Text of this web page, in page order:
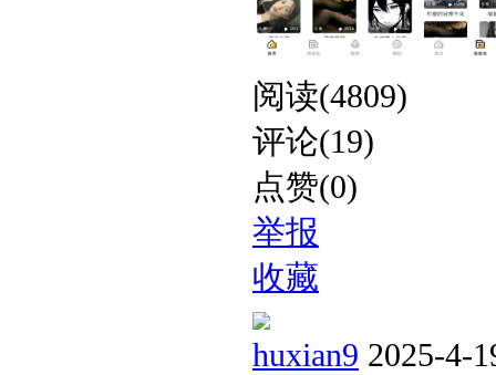
阅读(4809)
评论(19)
点赞(0)
举报
收藏
huxian9 2025-4-